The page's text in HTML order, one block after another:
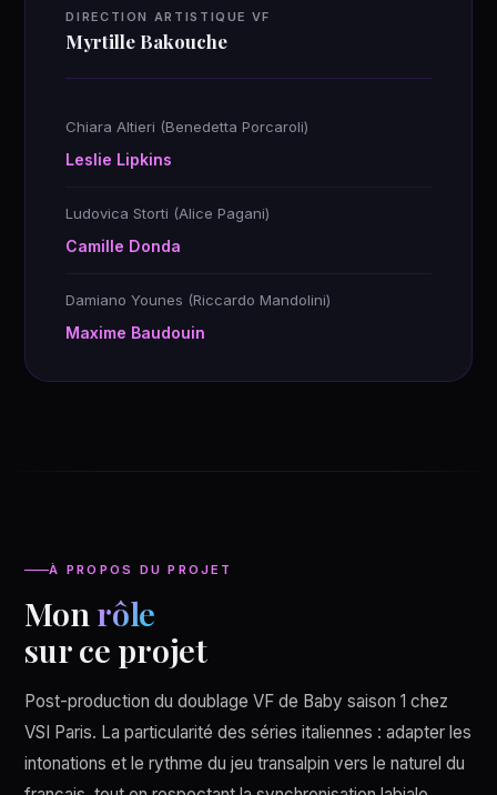
DIRECTION ARTISTIQUE VF
Myrtille Bakouche
Chiara Altieri (Benedetta Porcaroli)
Leslie Lipkins
Ludovica Storti (Alice Pagani)
Camille Donda
Damiano Younes (Riccardo Mandolini)
Maxime Baudouin
À PROPOS DU PROJET
Mon rôle
sur ce projet
Post-production du doublage VF de Baby saison 1 chez
VSI Paris. La particularité des séries italiennes : adapter les
intonations et le rythme du jeu transalpin vers le naturel du